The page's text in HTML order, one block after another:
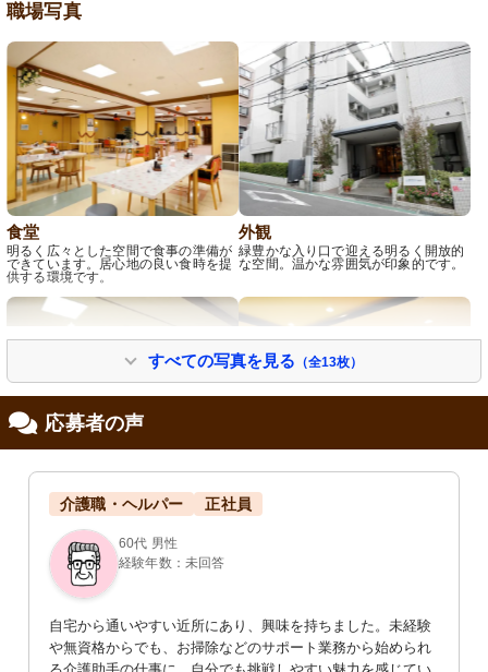
職場写真
食堂
明るく広々とした空間で食事の準備が
できています。居心地の良い食時を提
供する環境です。
外観
緑豊かな入り口で迎える明るく開放的
な空間。温かな雰囲気が印象的です。
広々としたダイニングで、明るい食事
の時間を提供します。装飾も心地よい
空間です。
ゆったりとした受付カウンターがあ
り、開放的な雰囲気のスペースです。
すべての写真を見る （全13枚）
応募者の声
介護職・ヘルパー 正社員
60代 男性
経験年数：未回答
自宅から通いやすい近所にあり、興味を持ちました。未経験
や無資格からでも、お掃除などのサポート業務から始められ